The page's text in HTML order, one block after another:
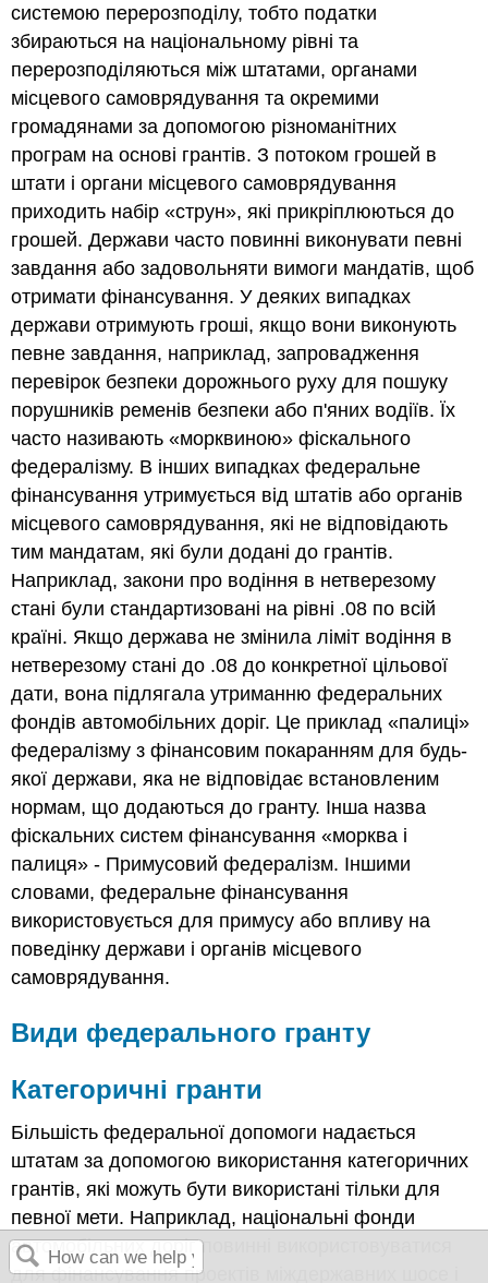
системою перерозподілу, тобто податки
збираються на національному рівні та
перерозподіляються між штатами, органами
місцевого самоврядування та окремими
громадянами за допомогою різноманітних
програм на основі грантів. З потоком грошей в
штати і органи місцевого самоврядування
приходить набір «струн», які прикріплюються до
грошей. Держави часто повинні виконувати певні
завдання або задовольняти вимоги мандатів, щоб
отримати фінансування. У деяких випадках
держави отримують гроші, якщо вони виконують
певне завдання, наприклад, запровадження
перевірок безпеки дорожнього руху для пошуку
порушників ременів безпеки або п'яних водіїв. Їх
часто називають «морквиною» фіскального
федералізму. В інших випадках федеральне
фінансування утримується від штатів або органів
місцевого самоврядування, які не відповідають
тим мандатам, які були додані до грантів.
Наприклад, закони про водіння в нетверезому
стані були стандартизовані на рівні .08 по всій
країні. Якщо держава не змінила ліміт водіння в
нетверезому стані до .08 до конкретної цільової
дати, вона підлягала утриманню федеральних
фондів автомобільних доріг. Це приклад «палиці»
федералізму з фінансовим покаранням для будь-
якої держави, яка не відповідає встановленим
нормам, що додаються до гранту. Інша назва
фіскальних систем фінансування «морква і
палиця» - Примусовий федералізм. Іншими
словами, федеральне фінансування
використовується для примусу або впливу на
поведінку держави і органів місцевого
самоврядування.
Види федерального гранту
Категоричні гранти
Більшість федеральної допомоги надається
штатам за допомогою використання категоричних
грантів, які можуть бути використані тільки для
певної мети. Наприклад, національні фонди
автомобільних доріг повинні використовуватися
для фінансування проектів міждержавних шосе і